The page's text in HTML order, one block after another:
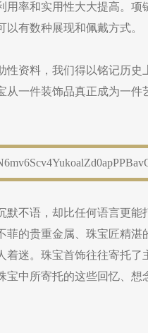
用率和实用性大大提高。
有数种展现和佩戴方式。
性资料，我们得以铭记历
从一件装饰品真正成为一
默不语，却比任何语言更能
菲的贵重金属、珠宝匠精
着迷。珠宝首饰往往寄托
宝中所寄托的这些回忆、